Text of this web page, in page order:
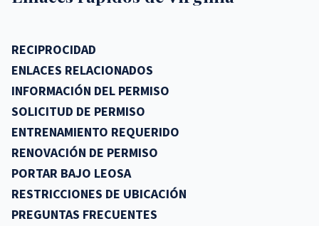
RECIPROCIDAD
ENLACES RELACIONADOS
INFORMACIÓN DEL PERMISO
SOLICITUD DE PERMISO
ENTRENAMIENTO REQUERIDO
RENOVACIÓN DE PERMISO
PORTAR BAJO LEOSA
RESTRICCIONES DE UBICACIÓN
PREGUNTAS FRECUENTES